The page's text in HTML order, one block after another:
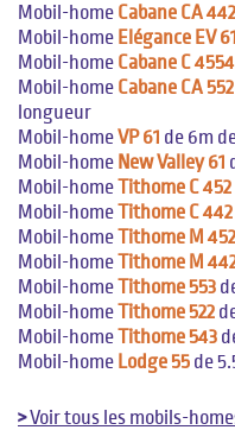
Mobil-home Cabane CA 442
Mobil-home Elégance EV 61
Mobil-home Cabane C
Mobil-home Cabane CA
longueur
Mobil-homeVP 61 de 6m
Mobil-home New Valley 61
Mobil-homeTithome C 452
Mobil-homeTithome C 442
Mobil-homeTithome M 452
Mobil-homeTithome M
Mobil-homeTithome 553
Mobil-homeTithome 522
Mobil-homeTithome 543
Mobil-home Lodge 55 de
>Voir tous les mobils-